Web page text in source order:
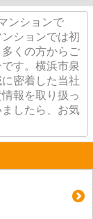
ンションで
ションでは初
くの方からご
す。横浜市泉
密着した当社
報を取り扱っ
したら、お気